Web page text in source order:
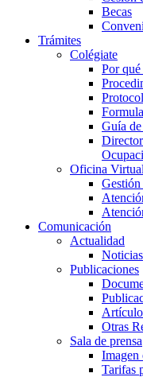
Becas
Trámites
Colégiate
Por
Guía
Oficina Virtual
Comunicación
Actualidad
Noticias
Publicaciones
Otras
Sala de prensa
Imagen
Tarifas